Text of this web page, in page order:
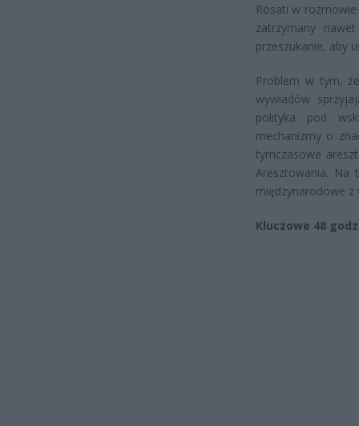
Rosati w
zatrzymany
przeszukanie, aby
Problem w tym,
wywiadów
polityka pod
mechanizmy o
tymczasowe
Aresztowania. Na
międzynarodowe z
Kluczowe 48